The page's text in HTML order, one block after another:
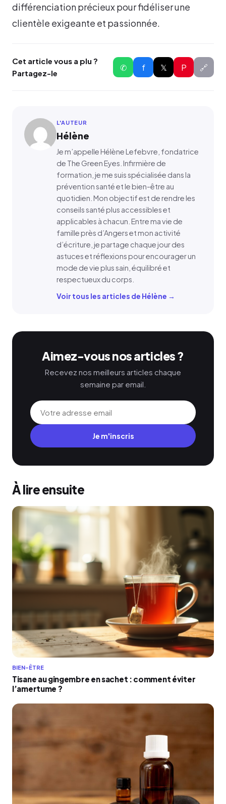
différenciation précieux pour fidéliser une
clientèle exigeante et passionnée.
Cet article vous a plu ?
Partagez-le
✆ f 𝕏 P 🔗
L'AUTEUR
Hélène
Je m’appelle Hélène Lefebvre, fondatrice
de The Green Eyes. Infirmière de
formation, je me suis spécialisée dans la
prévention santé et le bien-être au
quotidien. Mon objectif est de rendre les
conseils santé plus accessibles et
applicables à chacun. Entre ma vie de
famille près d’Angers et mon activité
d’écriture, je partage chaque jour des
astuces et réflexions pour encourager un
mode de vie plus sain, équilibré et
respectueux du corps.
Voir tous les articles de Hélène →
Aimez-vous nos articles ?
Recevez nos meilleurs articles chaque
semaine par email.
Je m'inscris
À lire ensuite
BIEN-ÊTRE
Tisane au gingembre en sachet : comment éviter
l’amertume ?